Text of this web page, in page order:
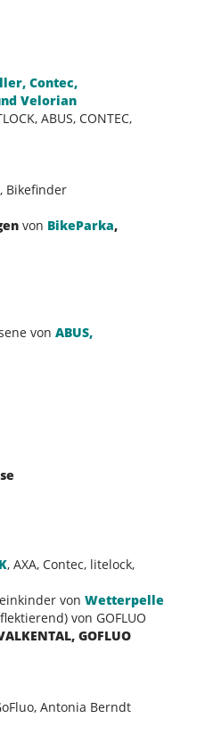
Contec,
Velorian
ABUS, CONTEC,
, Bikefinder
von BikeParka,
von ABUS,
, AXA, Contec, litelock,
von Wetterpelle
von GOFLUO
GOFLUO
Antonia Berndt